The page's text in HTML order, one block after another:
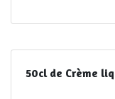
50cl de Crème